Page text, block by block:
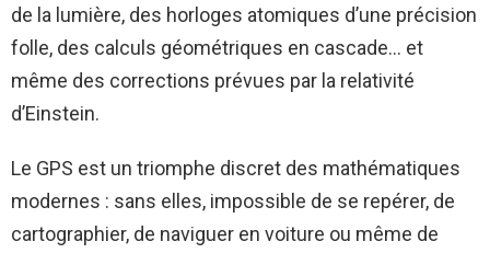
de la lumière, des horloges atomiques d’une précision
folle, des calculs géométriques en cascade… et
même des corrections prévues par la relativité
d’Einstein.
Le GPS est un triomphe discret des mathématiques
modernes : sans elles, impossible de se repérer, de
cartographier, de naviguer en voiture ou même de